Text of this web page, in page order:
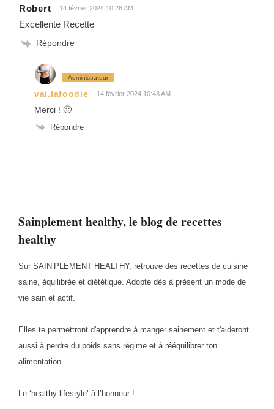
Sainplement healthy, le blog de recettes
healthy
Sur SAIN’PLEMENT HEALTHY, retrouve des recettes de cuisine
saine, équilibrée et diététique. Adopte dès à présent un mode de
vie sain et actif.
Elles te permettront d'apprendre à manger sainement et t'aideront
aussi à perdre du poids sans régime et à rééquilibrer ton
alimentation.
Le ‘healthy lifestyle’ à l’honneur !
Robert 14 février 2024 10:26 AM
Excellente Recette
Répondre
Administrateur
val.lafoodie 14 février 2024 10:43 AM
Merci ! 🙂
Répondre